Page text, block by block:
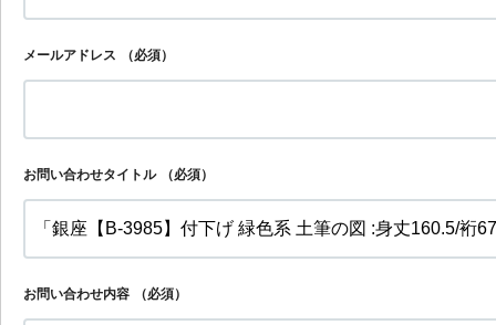
メールアドレス （必須）
お問い合わせタイトル （必須）
お問い合わせ内容 （必須）